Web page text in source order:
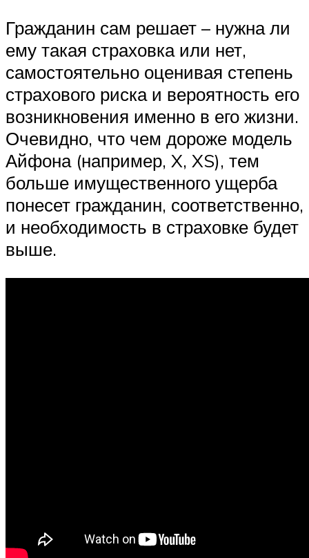
Гражданин сам решает – нужна ли
ему такая страховка или нет,
самостоятельно оценивая степень
страхового риска и вероятность его
возникновения именно в его жизни.
Очевидно, что чем дороже модель
Айфона (например, X, XS), тем
больше имущественного ущерба
понесет гражданин, соответственно,
и необходимость в страховке будет
выше.